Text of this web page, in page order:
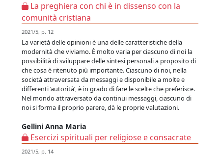
La preghiera con chi è in dissenso con la
comunità cristiana
2021/5, p. 12
La varietà delle opinioni è una delle caratteristiche della
modernità che viviamo. È molto varia per ciascuno di noi la
possibilità di sviluppare delle sintesi personali a proposito di
che cosa è ritenuto più importante. Ciascuno di noi, nella
società attraversata da messaggi e disponibile a molte e
differenti ‘autorità’, è in grado di fare le scelte che preferisce.
Nel mondo attraversato da continui messaggi, ciascuno di
noi si forma il proprio parere, dà le proprie valutazioni.
Gellini Anna Maria
Esercizi spirituali per religiose e consacrate
2021/5, p. 14